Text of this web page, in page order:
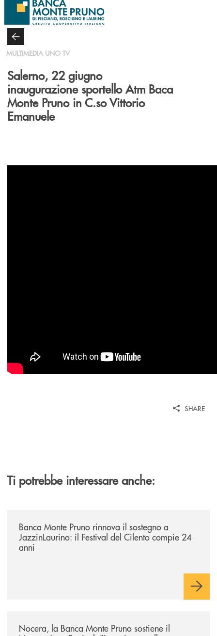
Salta al contenuto principale
MULTIMEDIA UNO TV
Salerno, 22 giugno
inaugurazione sportello Atm Baca
Monte Pruno in C.so Vittorio
Emanuele
SHARE
Ti potrebbe interessare anche:
Banca Monte Pruno rinnova il sostegno a
JazzinLaurino: il Festival del Cilento compie 24
anni
Nocera, la Banca Monte Pruno sostiene il